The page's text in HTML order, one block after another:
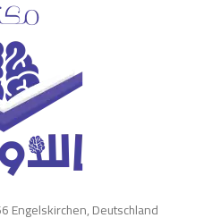
Engelskirchen, Deutschland